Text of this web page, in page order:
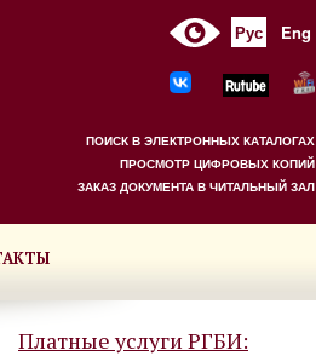
Рус Eng
ПОИСК В ЭЛЕКТРОННЫХ КАТАЛОГАХ
ПРОСМОТР ЦИФРОВЫХ КОПИЙ
ЗАКАЗ ДОКУМЕНТА В ЧИТАЛЬНЫЙ ЗАЛ
Платные услуги РГБИ: